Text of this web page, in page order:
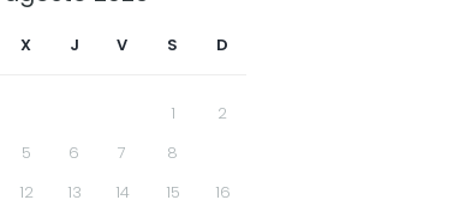
X J V S D
1
2
5 6 7 8
12 13 14 15
16